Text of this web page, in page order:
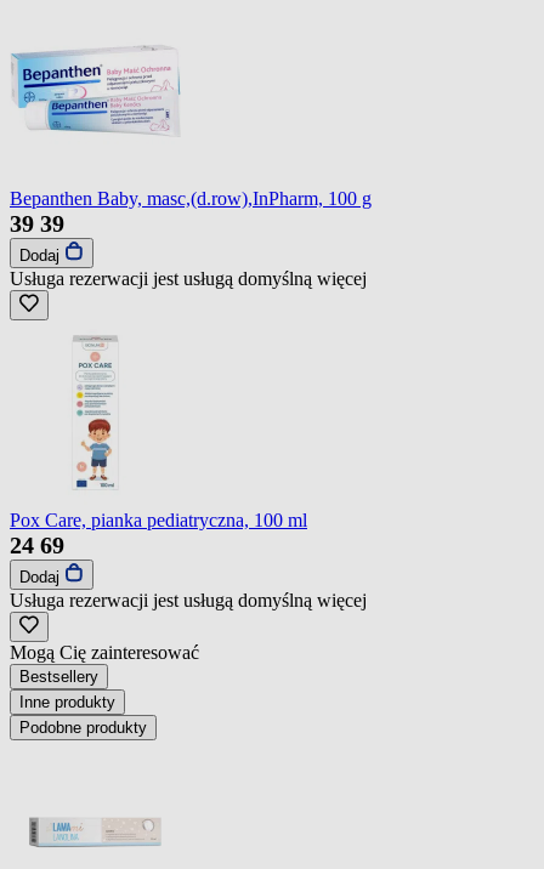
Bepanthen Baby, masc,(d.row),InPharm, 100 g
39 39
Dodaj
Usługa rezerwacji jest usługą domyślną więcej
Pox Care, pianka pediatryczna, 100 ml
24 69
Dodaj
Usługa rezerwacji jest usługą domyślną więcej
Mogą Cię zainteresować
Bestsellery
Inne produkty
Podobne produkty